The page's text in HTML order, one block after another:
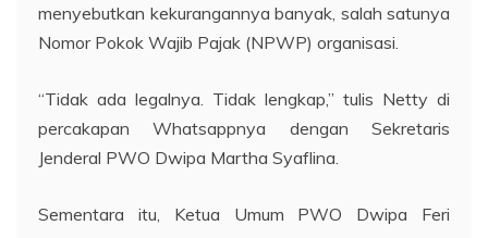
menyebutkan kekurangannya banyak, salah satunya
Nomor Pokok Wajib Pajak (NPWP) organisasi.
“Tidak ada legalnya. Tidak lengkap,” tulis Netty di
percakapan Whatsappnya dengan Sekretaris
Jenderal PWO Dwipa Martha Syaflina.
Sementara itu, Ketua Umum PWO Dwipa Feri